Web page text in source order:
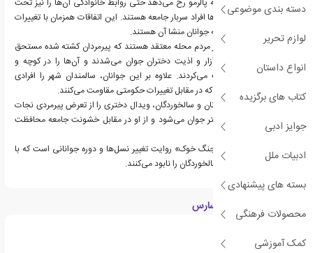
دسته بندی موضوعی
لوازم تحریر
انواع داستان
کتاب های برگزیده
جوایز ادبی
ادبیات ملل
بسته های پیشنهادی
محصولات فرهنگی
کمک آموزشی
تأثیر قرار داده و گویی آن‌ها افراد سربار جامعه هستند. این اتفاقات همزمان با تغییرات
حکومت و انقلابی است که جوانان منشا آن هستند.
در این میان البته برخی از مردم محله معتقد هستند که پیرمردان کشته شده مستحق
مرگ بوده‌اند زیرا باعث آزار و اذیت دختران جوان می‌شدند و آن‌ها را در کوچه و
خیابان‌های خلوت تعقیب می‌کردند. علاوه بر این جوانان، سالمندان شهر را افرادی
خودخواه و ترسو می‌دانند که در مقابل تغییرات حکومتی مقاومت می‌کنند.
در موازات جنگ میان جوانان و سالخوردگان، ویدال دختری را از تعرض پیرمردی نجات
می‌دهد و خود عاشق دختر جوان می‌شود و از او در مقابل خشونت جامعه محافظت
می‌کند.
بیشتر اتفاقات «خاطرات جنگ خوک» روایت تغییر نسل‌ها و دوره جوانانی است که با
بی‌رحمی نسل گذشته و سالخوردگان را نابود می‌کنند.
درباره آدولفو بیوئی کاسارس